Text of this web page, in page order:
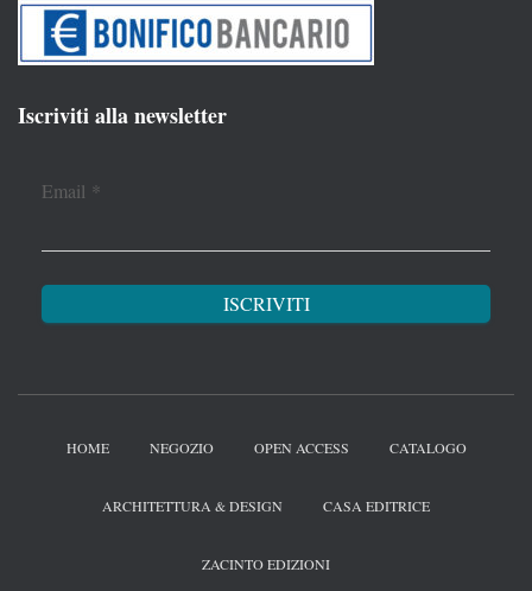
Iscriviti alla newsletter
Email *
HOME NEGOZIO OPEN ACCESS CATALOGO
ARCHITETTURA & DESIGN CASA EDITRICE
ZACINTO EDIZIONI